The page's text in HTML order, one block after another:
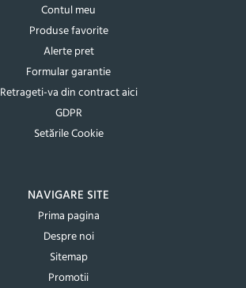
Contul meu
Produse favorite
Alerte pret
Formular garantie
Retrageti-va din contract aici
GDPR
Setările Cookie
NAVIGARE SITE
Prima pagina
Despre noi
Sitemap
Promotii